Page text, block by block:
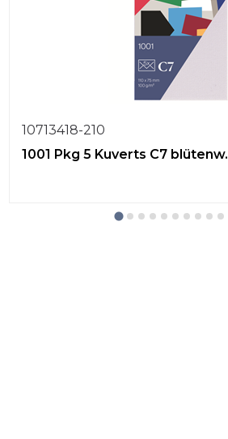
10713418-210
1001 Pkg 5 Kuverts C7 blütenw.